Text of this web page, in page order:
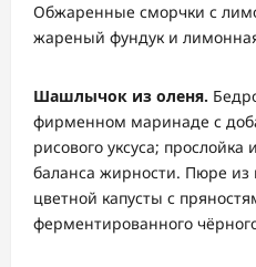
Обжаренные сморчки с
жареный фундук и
Шашлычок из оленя.
фирменном маринаде с
рисового уксуса; прослойка
баланса жирности. Пюре из
цветной капусты с
ферментированного